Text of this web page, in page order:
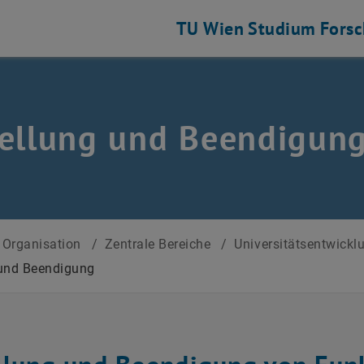
TU Wien Studium
und Beendigung
Organisation / Zentrale Bereiche /
Beendigung